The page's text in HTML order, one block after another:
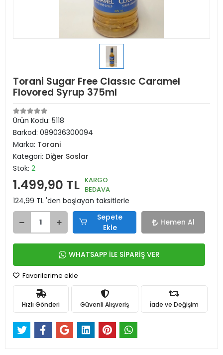
Torani Sugar Free Classıc Caramel
Flovored Syrup 375ml
Ürün Kodu: 5118
Barkod: 089036300094
Marka: Torani
Kategori: Diğer Soslar
Stok: 2
1.499,90 TL KARGO
BEDAVA
124,99 TL 'den başlayan taksitlerle
Sepete
Ekle
Hemen Al
WHATSAPP İLE SİPARİŞ VER
Favorilerime ekle
Hızlı Gönderi Güvenli Alışveriş İade ve Değişim